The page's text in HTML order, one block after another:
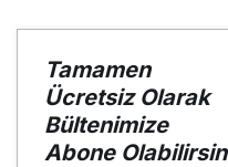
Tamamen
Ücretsiz Olarak
Bültenimize
Abone Olabilirsin